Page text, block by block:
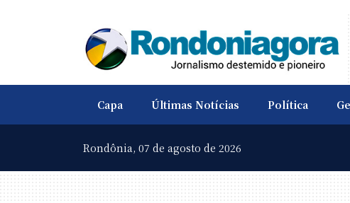
Capa Últimas Notícias Política
Rondônia, 07 de agosto de 2026